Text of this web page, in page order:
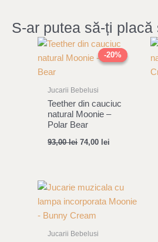
S-ar putea să-ți
-20%
-20%
Jucarii Bebelusi
Teether din cauciuc
natural Moonie –
Polar Bear
93,00lei
Original
was:
74,00 lei
Current
price
is:
Jucarii Bebelusi